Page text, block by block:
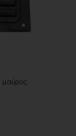
μαύρος